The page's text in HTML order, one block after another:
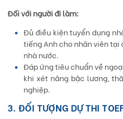
Đối với người đi làm:
Đủ điều kiện tuyển dụng
tiếng Anh cho nhân viên
nhà nước.
Đáp ứng tiêu chuẩn về
khi xét nâng bậc lương,
nghiệp.
3. ĐỐI TƯỢNG DỰ THI